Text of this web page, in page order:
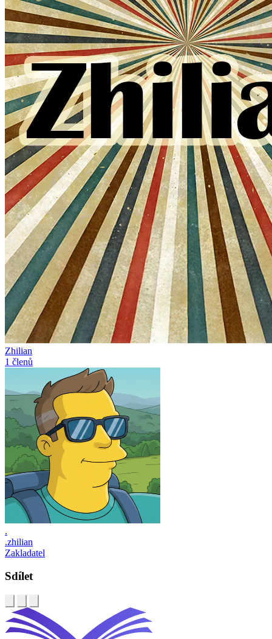
Zhilian
1 členů
.
.zhilian
Zakladatel
Sdílet